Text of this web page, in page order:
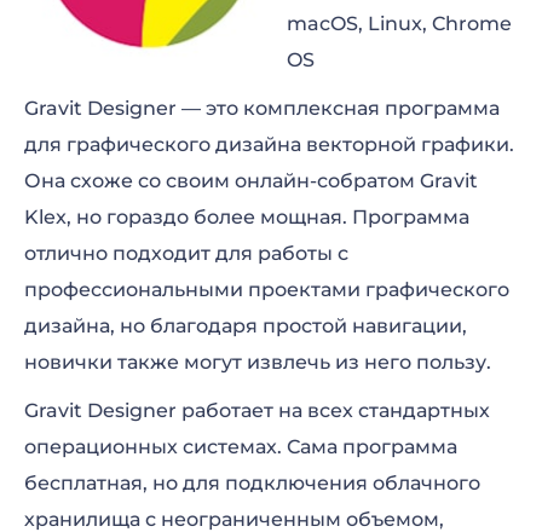
macOS, Linux, Chrome
OS
Gravit Designer — это комплексная программа
для графического дизайна векторной графики.
Она схоже со своим онлайн-собратом Gravit
Klex, но гораздо более мощная. Программа
отлично подходит для работы с
профессиональными проектами графического
дизайна, но благодаря простой навигации,
новички также могут извлечь из него пользу.
Gravit Designer работает на всех стандартных
операционных системах. Сама программа
бесплатная, но для подключения облачного
хранилища с неограниченным объемом,